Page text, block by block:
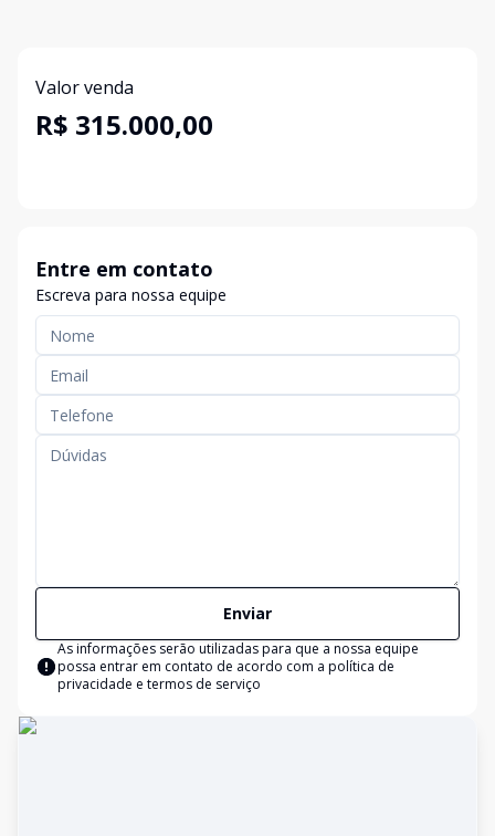
Valor venda
R$ 315.000,00
Entre em contato
Escreva para nossa equipe
Enviar
As informações serão utilizadas para que a nossa equipe
possa entrar em contato de acordo com a política de
privacidade e termos de serviço